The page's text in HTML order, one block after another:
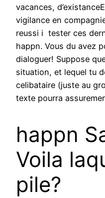
vacances,
vigilance en
reussi i tester ces
happn. Vous du avez
dialoguer! Suppose
situation, et lequel tu
celibataire (juste au
texte pourra
happn
Voila
pile?